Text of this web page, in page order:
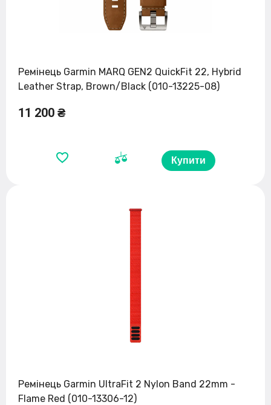
Ремінець Garmin MARQ GEN2 QuickFit 22, Hybrid
Leather Strap, Brown/Black (010-13225-08)
11 200 ₴
Купити
Ремінець Garmin UltraFit 2 Nylon Band 22mm -
Flame Red (010-13306-12)